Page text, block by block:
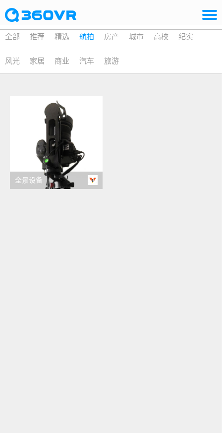
全部 推荐 精选 航拍 房产 城市 高校 纪实
风光 家居 商业 汽车 旅游
全景设备